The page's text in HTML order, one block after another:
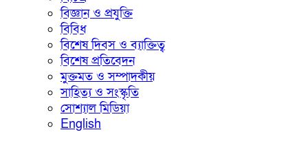
বিজ্ঞান ও প্রযুক্তি
বিবিধ
বিশেষ দিবস ও ব্যাক্তিত্ব
বিশেষ প্রতিবেদন
মুক্তমত ও সম্পাদকীয়
সাহিত্য ও সংস্কৃতি
সোশ্যাল মিডিয়া
English